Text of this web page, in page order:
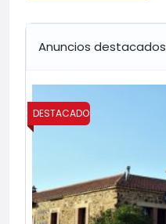
Anuncios destacados
DESTACADO